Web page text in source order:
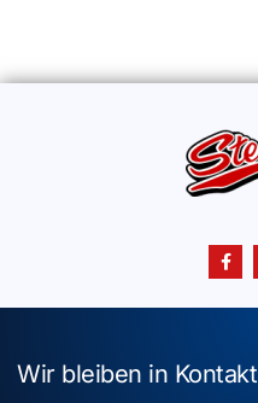
Wir bleiben in Kontakt